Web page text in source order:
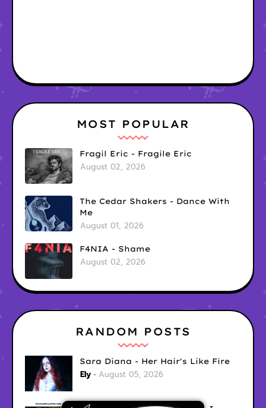
MOST POPULAR
Fragil Eric - Fragile Eric
August 02, 2026
The Cedar Shakers - Dance With
Me
August 01, 2026
F4NIA - Shame
August 02, 2026
RANDOM POSTS
Sara Diana - Her Hair's Like Fire
Ely August 05, 2026